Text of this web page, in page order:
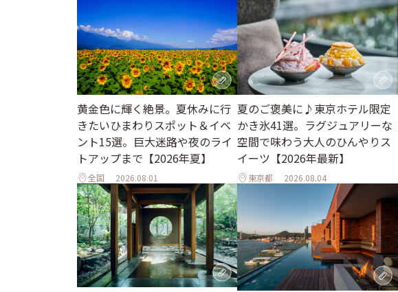
黄金色に輝く絶景。夏休みに行
きたいひまわりスポット＆イベ
ント15選。巨大迷路や夜のライ
トアップまで【2026年夏】
全国 2026.08.01
夏のご褒美に♪東京ホテル限定
かき氷41選。ラグジュアリーな
空間で味わう大人のひんやりス
イーツ【2026年最新】
東京都 2026.08.04